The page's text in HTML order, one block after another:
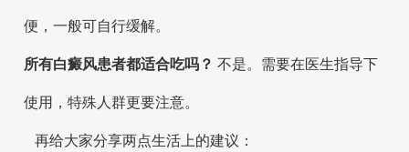
便，一般可自行缓解。
所有白癜风患者都适合吃吗？ 不是。需要在医生指导下
使用，特殊人群更要注意。
再给大家分享两点生活上的建议：